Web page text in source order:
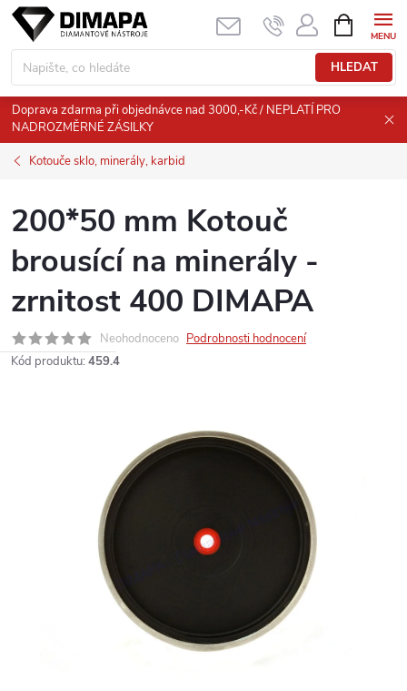
Přejít
obsah
HLEDAT
NÁKUPNÍ
KOŠÍK
Doprava zdarma při objednávce nad 3000,-Kč / NEPLATÍ PRO
NADROZMĚRNÉ ZÁSILKY
Kotouče sklo, minerály, karbid
200*50 mm Kotouč
brousící na minerály -
zrnitost 400 DIMAPA
Neohodnoceno Podrobnosti hodnocení
Kód produktu: 459.4